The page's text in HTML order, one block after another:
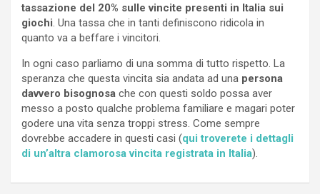
tassazione del 20% sulle vincite presenti in Italia sui
giochi. Una tassa che in tanti definiscono ridicola in
quanto va a beffare i vincitori.
In ogni caso parliamo di una somma di tutto rispetto. La
speranza che questa vincita sia andata ad una persona
davvero bisognosa che con questi soldo possa aver
messo a posto qualche problema familiare e magari poter
godere una vita senza troppi stress. Come sempre
dovrebbe accadere in questi casi (qui troverete i dettagli
di un’altra clamorosa vincita registrata in Italia).